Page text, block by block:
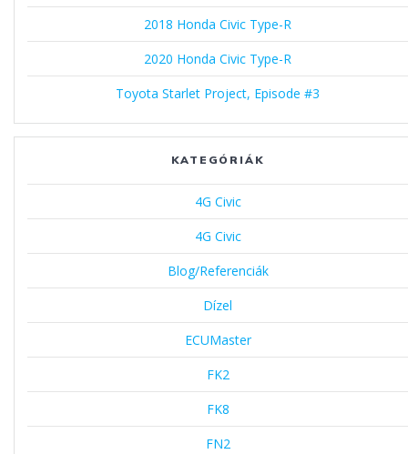
2018 Honda Civic Type-R
2020 Honda Civic Type-R
Toyota Starlet Project, Episode #3
KATEGÓRIÁK
4G Civic
4G Civic
Blog/Referenciák
Dízel
ECUMaster
FK2
FK8
FN2